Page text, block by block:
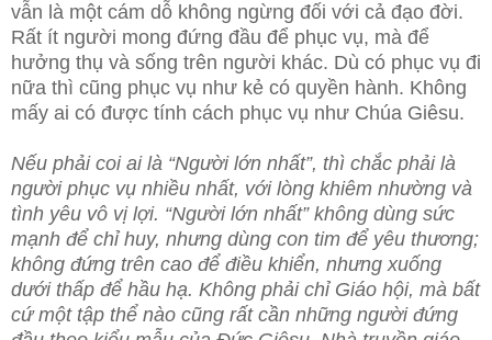
vẫn là một cám dỗ không ngừng đối với cả đạo đời.
Rất ít người mong đứng đầu để phục vụ, mà để
hưởng thụ và sống trên người khác. Dù có phục vụ đi
nữa thì cũng phục vụ như kẻ có quyền hành. Không
mấy ai có được tính cách phục vụ như Chúa Giêsu.
Nếu phải coi ai là “Người lớn nhất”, thì chắc phải là
người phục vụ nhiều nhất, với lòng khiêm nhường và
tình yêu vô vị lợi. “Người lớn nhất” không dùng sức
mạnh để chỉ huy, nhưng dùng con tim để yêu thương;
không đứng trên cao để điều khiển, nhưng xuống
dưới thấp để hầu hạ. Không phải chỉ Giáo hội, mà bất
cứ một tập thể nào cũng rất cần những người đứng